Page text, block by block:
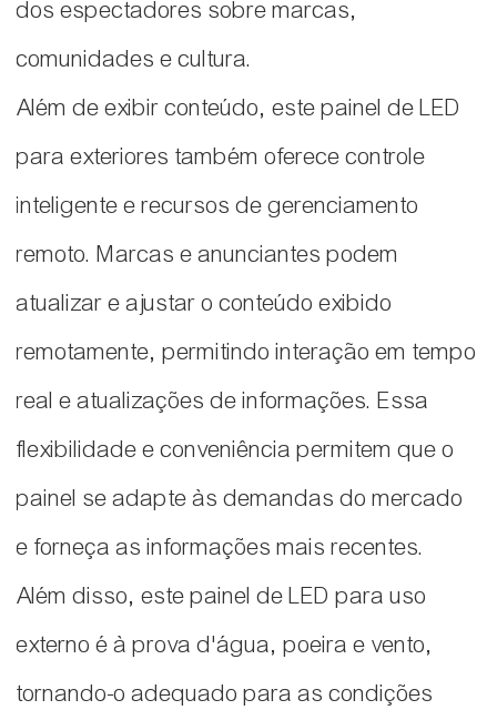
dos espectadores sobre marcas,
comunidades e cultura.
Além de exibir conteúdo, este painel de LED
para exteriores também oferece controle
inteligente e recursos de gerenciamento
remoto. Marcas e anunciantes podem
atualizar e ajustar o conteúdo exibido
remotamente, permitindo interação em tempo
real e atualizações de informações. Essa
flexibilidade e conveniência permitem que o
painel se adapte às demandas do mercado
e forneça as informações mais recentes.
Além disso, este painel de LED para uso
externo é à prova d'água, poeira e vento,
tornando-o adequado para as condições